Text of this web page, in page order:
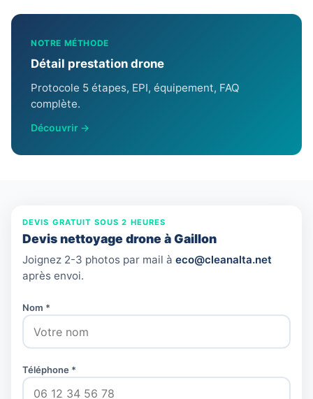
NOTRE MÉTHODE
Détail prestation drone
Protocole 5 étapes, EPI, équipement, FAQ
complète.
Découvrir →
DEVIS GRATUIT SOUS 2 HEURES
Devis nettoyage drone à Gaillon
Joignez 2-3 photos par mail à eco@cleanalta.net
après envoi.
Nom *
Téléphone *